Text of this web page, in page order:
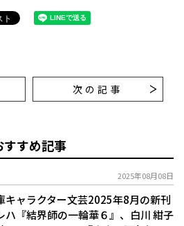
次の記事
すすめ記事
2025年08月08日
キャラクター文芸2025年8月の新刊
ハ『結界師の一輪華６』、白川 紺子